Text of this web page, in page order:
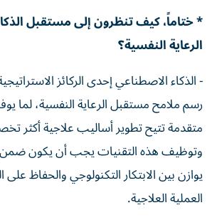
* ختاماً، كيف تنظرون إلى مستقبل
الرعاية النفسية؟
- الذكاء الاصطناعي إحدى الركائز
رسم ملامح مستقبل الرعاية النفسية، لما
متقدمة تتيح تطوير أساليب علاجية أكثر
وتوظيف هذه التقنيات يجب أن يكون ضمن
يوازن بين الابتكار التكنولوجي والحفاظ
العملية العلاجية.